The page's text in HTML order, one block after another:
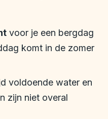
voor je een bergdag
komt in de zomer
voldoende water en
zijn niet overal